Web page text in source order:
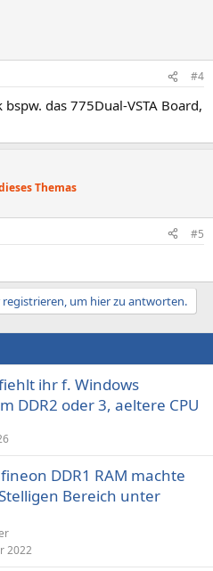
#4
das 775Dual-VSTA Board,
Themas
#5
um hier zu antworten.
ihr f. Windows
DDR2 oder 3, aeltere CPU
DDR1 RAM machte
Bereich unter
2022